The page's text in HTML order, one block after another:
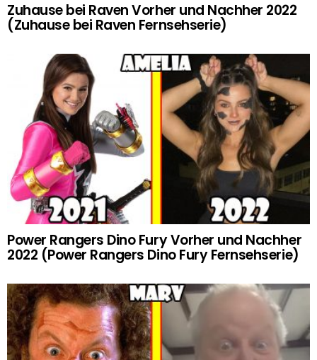
Zuhause bei Raven Vorher und Nachher 2022
(Zuhause bei Raven Fernsehserie)
Power Rangers Dino Fury Vorher und Nachher
2022 (Power Rangers Dino Fury Fernsehserie)